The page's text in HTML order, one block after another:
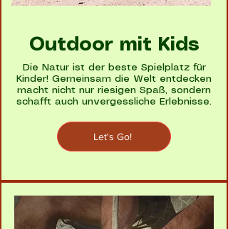
Outdoor mit Kids
Die Natur ist der beste Spielplatz für
Kinder! Gemeinsam die Welt entdecken
macht nicht nur riesigen Spaß, sondern
schafft auch unvergessliche Erlebnisse.
Let's Go!